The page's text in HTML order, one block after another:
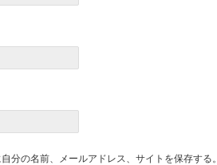
分の名前、メールアドレス、サイトを保存する。